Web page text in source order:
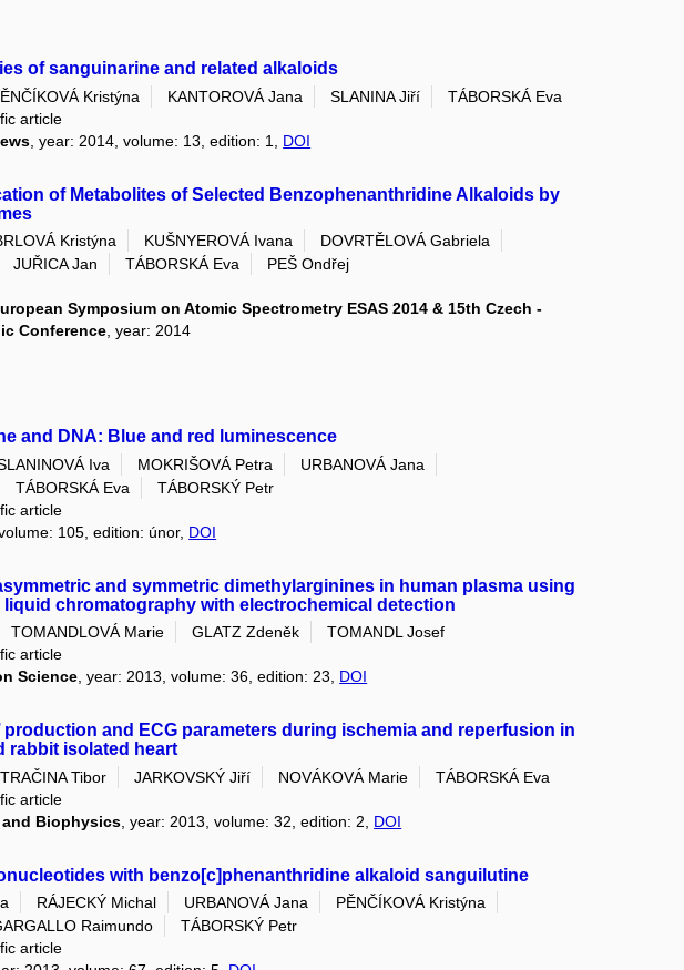
of sanguinarine and related alkaloids
Kristýna KANTOROVÁ Jana SLANINA Jiří
TÁBORSKÁ Eva
article
, year: 2014, volume: 13, edition: 1, DOI
of Metabolites of Selected Benzophenanthridine Alkaloids by
Kristýna KUŠNYEROVÁ Ivana
DOVRTĚLOVÁ Gabriela
JUŘICA Jan TÁBORSKÁ Eva
PEŠ Ondřej
Symposium on Atomic Spectrometry ESAS 2014 & 15th Czech -
Conference, year: 2014
and DNA: Blue and red luminescence
Iva MOKRIŠOVÁ Petra
URBANOVÁ Jana
TÁBORSKÁ Eva
TÁBORSKÝ Petr
article
105, edition: únor, DOI
and symmetric dimethylarginines in human plasma using
liquid chromatography with electrochemical detection
TOMANDLOVÁ Marie GLATZ Zdeněk
TOMANDL Josef
article
Science, year: 2013, volume: 36, edition: 23, DOI
production and ECG parameters during ischemia and reperfusion in
rabbit isolated heart
Tibor JARKOVSKÝ Jiří NOVÁKOVÁ Marie
TÁBORSKÁ Eva
article
Biophysics , year: 2013, volume: 32, edition: 2, DOI
with benzo[c]phenanthridine alkaloid sanguilutine
RÁJECKÝ Michal URBANOVÁ Jana
PĚNČÍKOVÁ Kristýna
Raimundo
TÁBORSKÝ Petr
article